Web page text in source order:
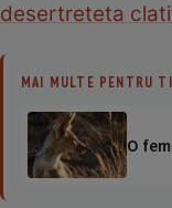
desertreteta
MAI MULTE PENTRU
O